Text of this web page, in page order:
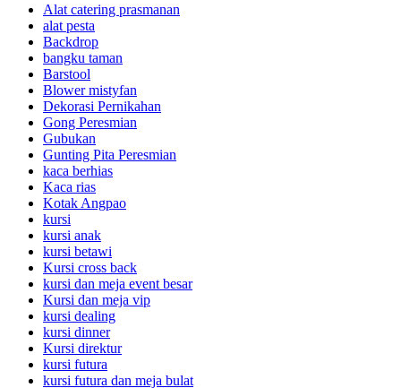
Alat catering prasmanan
alat pesta
Backdrop
bangku taman
Barstool
Blower mistyfan
Dekorasi Pernikahan
Gong Peresmian
Gubukan
Gunting Pita Peresmian
kaca berhias
Kaca rias
Kotak Angpao
kursi
kursi anak
kursi betawi
Kursi cross back
kursi dan meja event besar
Kursi dan meja vip
kursi dealing
kursi dinner
Kursi direktur
kursi futura
kursi futura dan meja bulat